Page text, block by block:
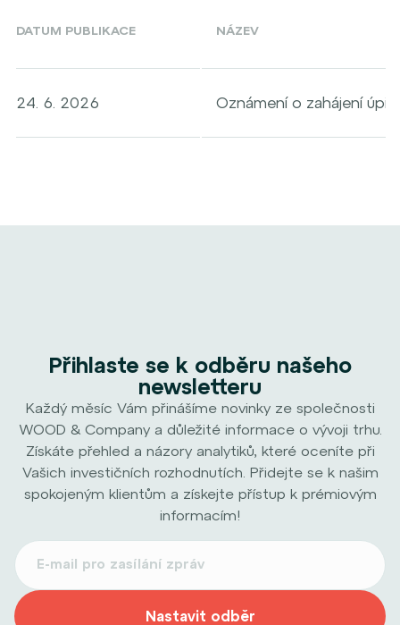
DATUM PUBLIKACE NÁZEV
24. 6. 2026 Oznámení o zahájení
Přihlaste se k odběru našeho
newsletteru
Každý měsíc Vám přinášíme novinky ze společnosti
WOOD & Company a důležité informace o vývoji trhu.
Získáte přehled a názory analytiků, které oceníte při
Vašich investičních rozhodnutích. Přidejte se k našim
spokojeným klientům a získejte přístup k prémiovým
informacím!
Nastavit odběr